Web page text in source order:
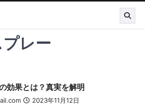
レー
効果とは？真実を解明
2023年11月12日